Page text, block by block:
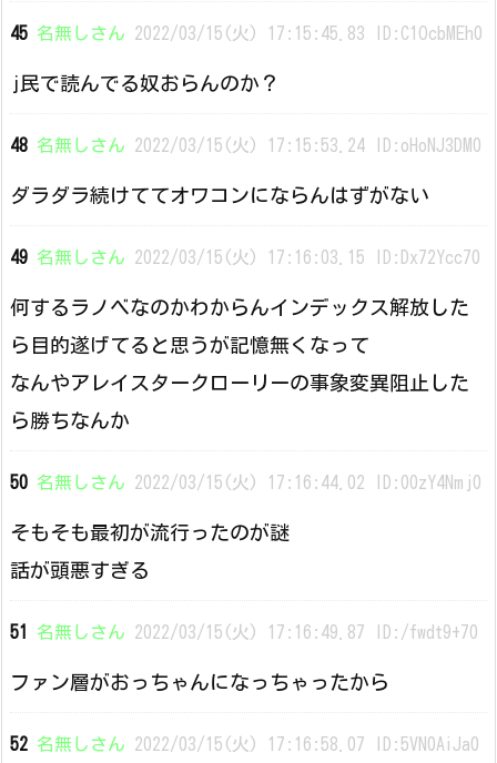
45 名無しさん 2022/03/15(火) 17:15:45.83 ID:C1OcbMEh0
j民で読んでる奴おらんのか？
48 名無しさん 2022/03/15(火) 17:15:53.24 ID:oHoNJ3DM0
ダラダラ続けててオワコンにならんはずがない
49 名無しさん 2022/03/15(火) 17:16:03.15 ID:Dx72Ycc70
何するラノベなのかわからんインデックス解放した
ら目的遂げてると思うが記憶無くなって
なんやアレイスタークローリーの事象変異阻止した
ら勝ちなんか
50 名無しさん 2022/03/15(火) 17:16:44.02 ID:00zY4Nmj0
そもそも最初が流行ったのが謎
話が頭悪すぎる
51 名無しさん 2022/03/15(火) 17:16:49.87 ID:/fwdt9+70
ファン層がおっちゃんになっちゃったから
52 名無しさん 2022/03/15(火) 17:16:58.07 ID:5VN0AiJa0